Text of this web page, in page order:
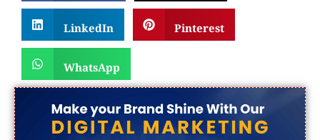
LinkedIn
Pinterest
WhatsApp